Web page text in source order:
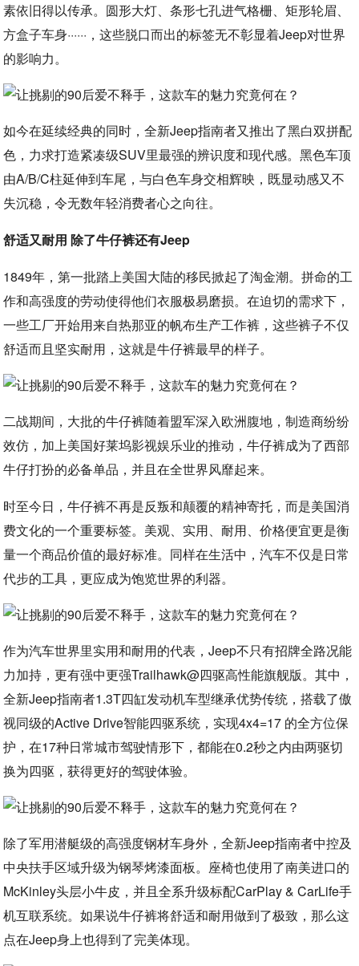
素依旧得以传承。圆形大灯、条形七孔进气格栅、矩形轮眉、
方盒子车身······，这些脱口而出的标签无不彰显着Jeep对世界
的影响力。
如今在延续经典的同时，全新Jeep指南者又推出了黑白双拼配
色，力求打造紧凑级SUV里最强的辨识度和现代感。黑色车顶
由A/B/C柱延伸到车尾，与白色车身交相辉映，既显动感又不
失沉稳，令无数年轻消费者心之向往。
舒适又耐用 除了牛仔裤还有Jeep
1849年，第一批踏上美国大陆的移民掀起了淘金潮。拼命的工
作和高强度的劳动使得他们衣服极易磨损。在迫切的需求下，
一些工厂开始用来自热那亚的帆布生产工作裤，这些裤子不仅
舒适而且坚实耐用，这就是牛仔裤最早的样子。
二战期间，大批的牛仔裤随着盟军深入欧洲腹地，制造商纷纷
效仿，加上美国好莱坞影视娱乐业的推动，牛仔裤成为了西部
牛仔打扮的必备单品，并且在全世界风靡起来。
时至今日，牛仔裤不再是反叛和颠覆的精神寄托，而是美国消
费文化的一个重要标签。美观、实用、耐用、价格便宜更是衡
量一个商品价值的最好标准。同样在生活中，汽车不仅是日常
代步的工具，更应成为饱览世界的利器。
作为汽车世界里实用和耐用的代表，Jeep不只有招牌全路况能
力加持，更有强中更强Trailhawk@四驱高性能旗舰版。其中，
全新Jeep指南者1.3T四缸发动机车型继承优势传统，搭载了傲
视同级的Active Drive智能四驱系统，实现4x4=17 的全方位保
护，在17种日常城市驾驶情形下，都能在0.2秒之内由两驱切
换为四驱，获得更好的驾驶体验。
除了军用潜艇级的高强度钢材车身外，全新Jeep指南者中控及
中央扶手区域升级为钢琴烤漆面板。座椅也使用了南美进口的
McKinley头层小牛皮，并且全系升级标配CarPlay & CarLife手
机互联系统。如果说牛仔裤将舒适和耐用做到了极致，那么这
点在Jeep身上也得到了完美体现。